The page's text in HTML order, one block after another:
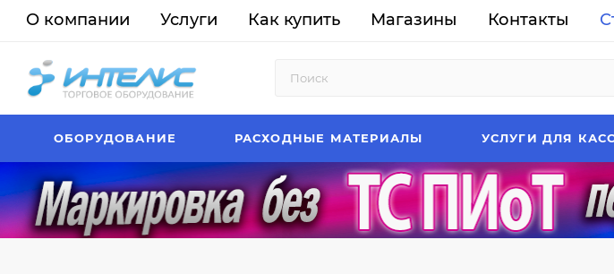
О компании Услуги Как купить Магазины Контакты
ОБОРУДОВАНИЕ РАСХОДНЫЕ МАТЕРИАЛЫ УСЛУГИ ДЛЯ КАСС